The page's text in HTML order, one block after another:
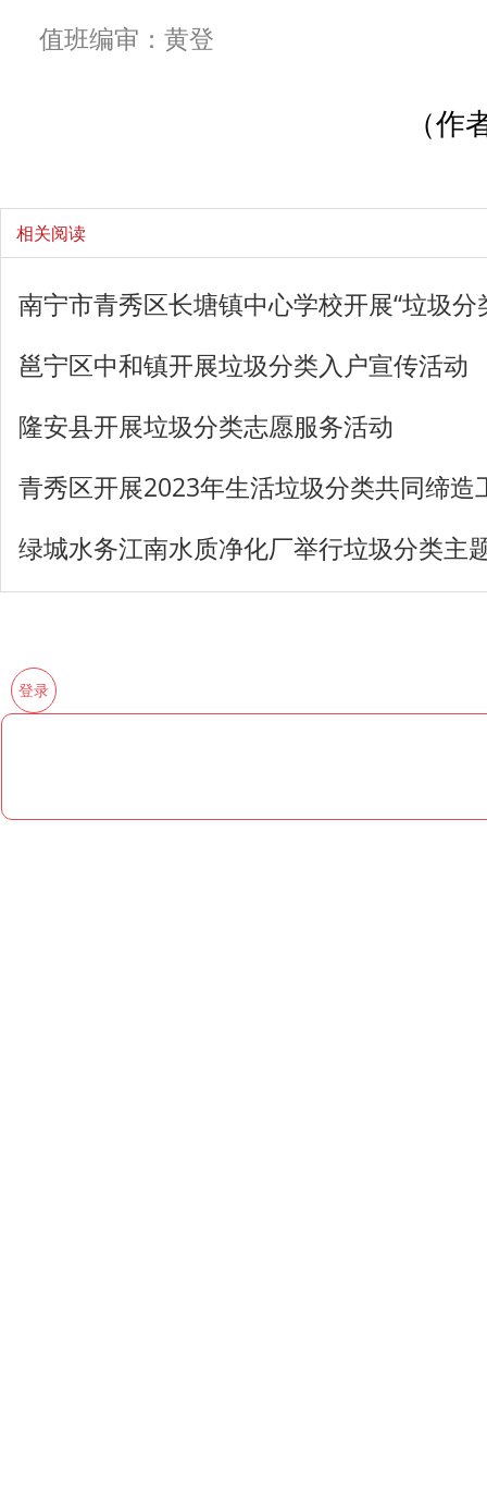
值班编审：黄登
（作
相关阅读
南宁市青秀区长塘镇中心学校开展“垃圾
邕宁区中和镇开展垃圾分类入户宣传活动
隆安县开展垃圾分类志愿服务活动
青秀区开展2023年生活垃圾分类共同缔造
绿城水务江南水质净化厂举行垃圾分类主
登录